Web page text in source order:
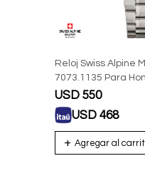
Reloj Swiss Alpine
7073.1135 Para
Acero
USD 550
USD 468